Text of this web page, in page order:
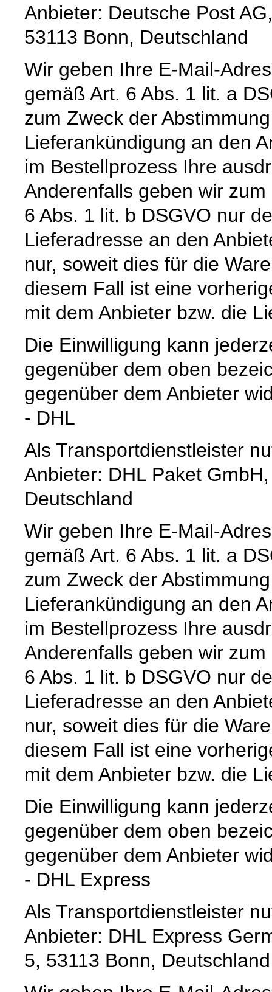
Anbieter: Deutsche Post
53113 Bonn, Deutschland
Wir geben Ihre E-Mail-
gemäß Art. 6 Abs. 1 lit. a
zum Zweck der
Lieferankündigung an den
im Bestellprozess Ihre
Anderenfalls geben wir
6 Abs. 1 lit. b DSGVO nur
Lieferadresse an den
nur, soweit dies für die
diesem Fall ist eine
mit dem Anbieter bzw. die
Die Einwilligung kann
gegenüber dem oben
gegenüber dem Anbieter
- DHL
Als Transportdienstleister
Anbieter: DHL Paket
Deutschland
Wir geben Ihre E-Mail-
gemäß Art. 6 Abs. 1 lit. a
zum Zweck der
Lieferankündigung an den
im Bestellprozess Ihre
Anderenfalls geben wir
6 Abs. 1 lit. b DSGVO nur
Lieferadresse an den
nur, soweit dies für die
diesem Fall ist eine
mit dem Anbieter bzw. die
Die Einwilligung kann
gegenüber dem oben
gegenüber dem Anbieter
- DHL Express
Als Transportdienstleister
Anbieter: DHL Express
5, 53113 Bonn, Deutschland